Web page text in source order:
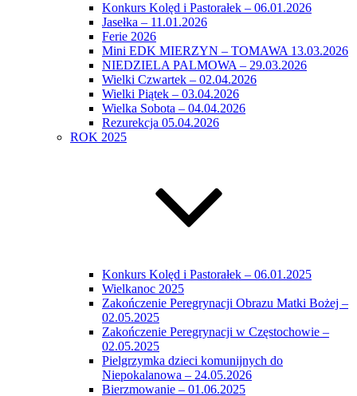
Konkurs Kolęd i Pastorałek – 06.01.2026
Jasełka – 11.01.2026
Ferie 2026
Mini EDK MIERZYN – TOMAWA 13.03.2026
NIEDZIELA PALMOWA – 29.03.2026
Wielki Czwartek – 02.04.2026
Wielki Piątek – 03.04.2026
Wielka Sobota – 04.04.2026
Rezurekcja 05.04.2026
ROK 2025
Konkurs Kolęd i Pastorałek – 06.01.2025
Wielkanoc 2025
Zakończenie Peregrynacji Obrazu Matki Bożej –
02.05.2025
Zakończenie Peregrynacji w Częstochowie –
02.05.2025
Pielgrzymka dzieci komunijnych do
Niepokalanowa – 24.05.2026
Bierzmowanie – 01.06.2025